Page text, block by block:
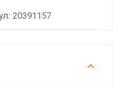
20391157